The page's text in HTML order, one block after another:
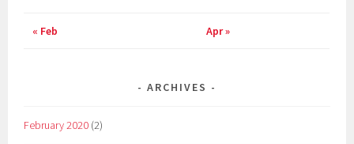
« Feb Apr »
ARCHIVES
February 2020 (2)